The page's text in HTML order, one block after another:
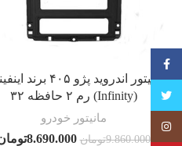
مانیتور اندروید پژو ۴۰۵
(Infinity) رم ۲ حافظه ۳۲
مانیتور خودرو
9.860.000تومان 8.690.000
تویتر
Instagram